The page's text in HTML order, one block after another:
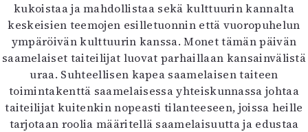
kukoistaa ja mahdollistaa sekä kulttuurin kannalta
keskeisien teemojen esilletuonnin että vuoropuhelun
ympäröivän kulttuurin kanssa. Monet tämän päivän
saamelaiset taiteilijat luovat parhaillaan kansainvälistä
uraa. Suhteellisen kapea saamelaisen taiteen
toimintakenttä saamelaisessa yhteiskunnassa johtaa
taiteilijat kuitenkin nopeasti tilanteeseen, joissa heille
tarjotaan roolia määritellä saamelaisuutta ja edustaa